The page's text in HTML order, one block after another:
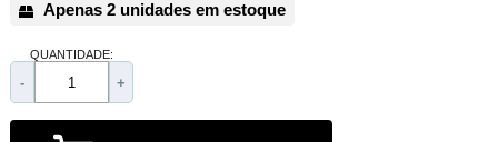
Apenas 2 unidades em estoque
QUANTIDADE:
- +